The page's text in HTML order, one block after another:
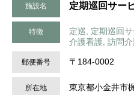
施設名 定期巡回サー
特徴
定巡, 定期巡回
介護看護, 訪問介
郵便番号 〒184-0002
所在地 東京都小金井市